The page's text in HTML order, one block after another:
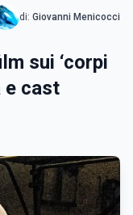
di: Giovanni Menicocci
sui ‘corpi
e cast